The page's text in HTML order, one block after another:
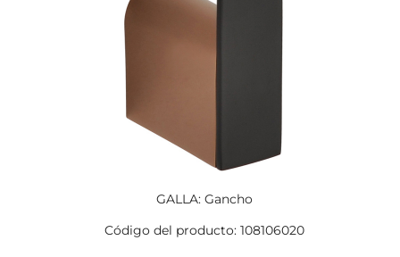
GALLA: Gancho
Código del producto: 108106020